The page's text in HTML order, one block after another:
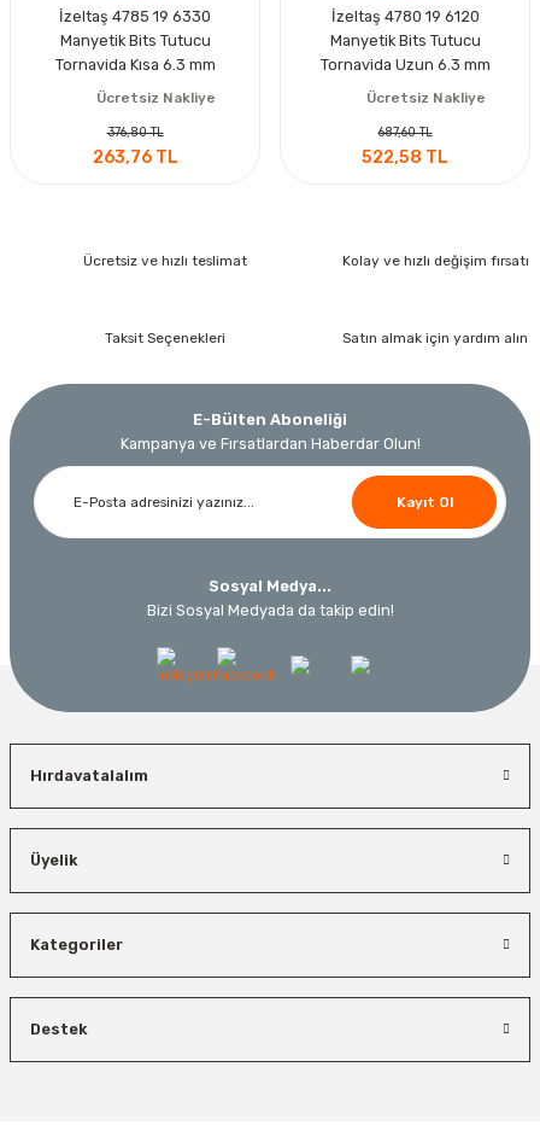
İzeltaş 4785 19 6330
Manyetik Bits Tutucu
Tornavida Kısa 6.3 mm
Ücretsiz Nakliye
376,80 TL
263,76 TL
İzeltaş 4780 19 6120
Manyetik Bits Tutucu
Tornavida Uzun 6.3 mm
Ücretsiz Nakliye
687,60 TL
522,58 TL
Ücretsiz ve hızlı teslimat Kolay ve hızlı değişim fırsatı
Taksit Seçenekleri Satın almak için yardım alın
E-Bülten Aboneliği
Kampanya ve Fırsatlardan Haberdar Olun!
Kayıt Ol
Sosyal Medya...
Bizi Sosyal Medyada da takip edin!
Hırdavatalalım
Üyelik
Kategoriler
Destek